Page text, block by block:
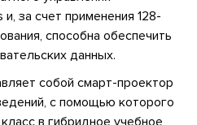
за счет применения 128-
способна обеспечить
данных.
собой смарт-проектор
с помощью которого
в гибридное учебное